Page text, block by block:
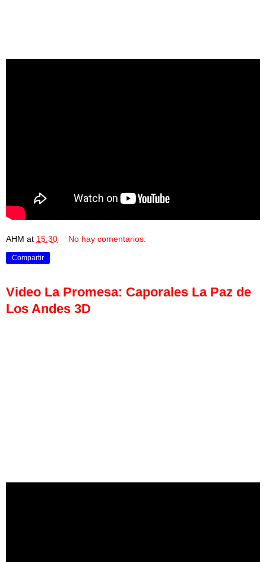
AHM at 15:30 No hay comentarios:
Compartir
Video La Promesa: Caporales La Paz de
Los Andes 3D